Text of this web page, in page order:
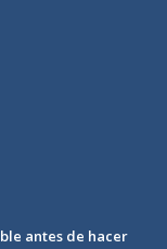
antes de hacer